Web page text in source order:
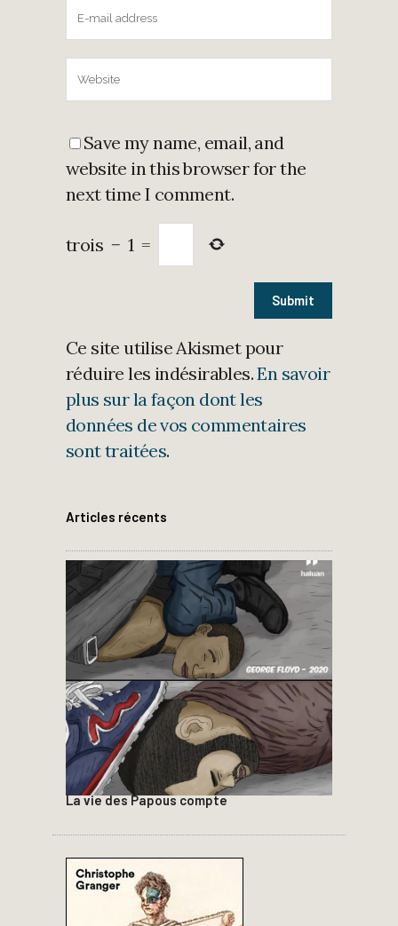
Save my name, email, and
website in this browser for the
next time I comment.
trois − 1 =
Ce site utilise Akismet pour
réduire les indésirables.En savoir
plus sur la façon dont les
données de vos commentaires
sont traitées.
Articles récents
La vie des Papous compte